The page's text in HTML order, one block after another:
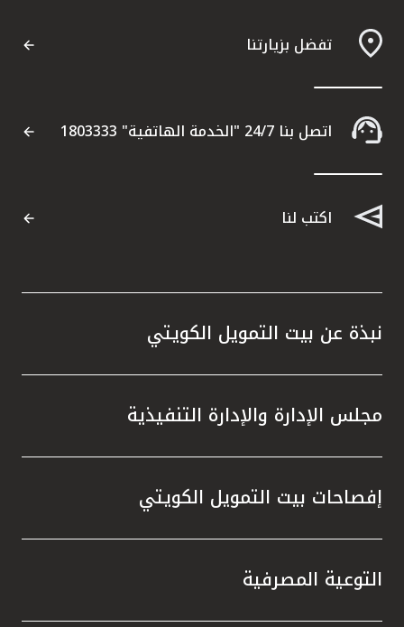
تفضل بزيارتنا
اتصل بنا 24/7 "الخدمة الهاتفية" 1803333
اكتب لنا
نبذة عن بيت التمويل الكويتي
مجلس الإدارة والإدارة التنفيذية
إفصاحات بيت التمويل الكويتي
التوعية المصرفية